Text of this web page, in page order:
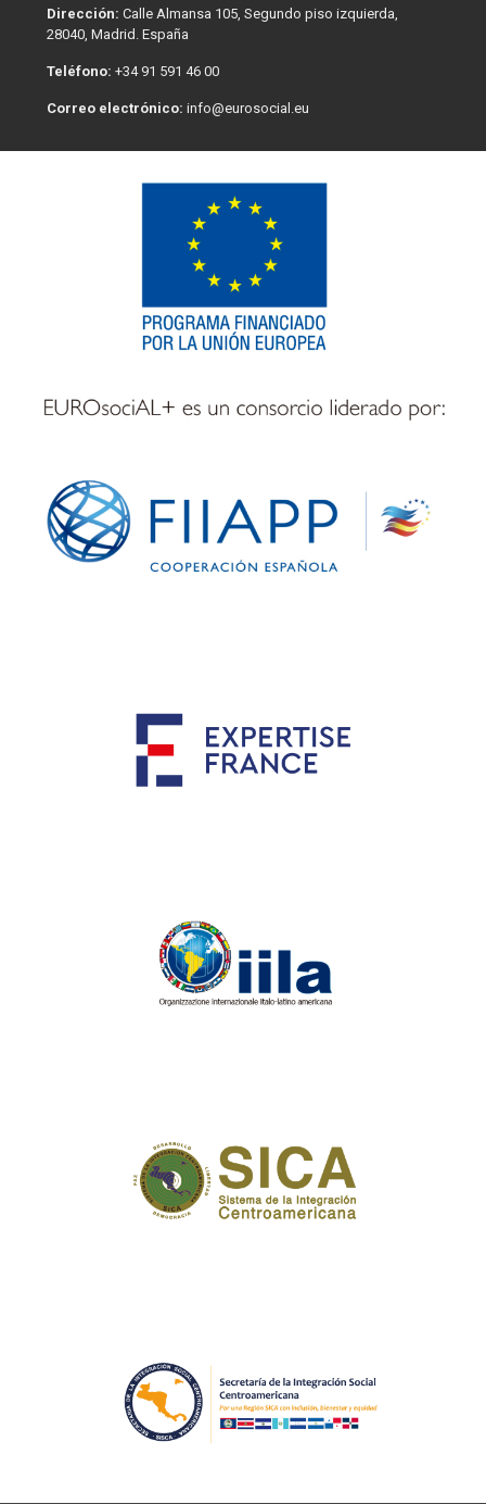
Dirección: Calle Almansa 105, Segundo piso izquierda,
28040, Madrid. España
Teléfono: +34 91 591 46 00
Correo electrónico: info@eurosocial.eu